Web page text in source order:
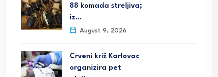
88 komada streljiva;
iz…
August 9, 2026
Crveni križ Karlovac
organizira pet